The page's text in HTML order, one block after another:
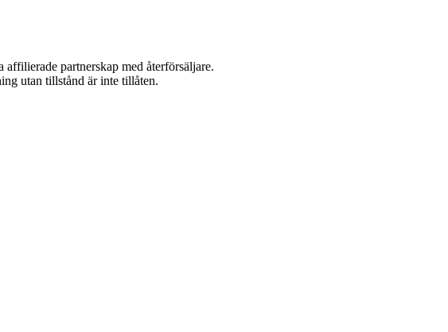
partnerskap med återförsäljare.
utan tillstånd är inte tillåten.